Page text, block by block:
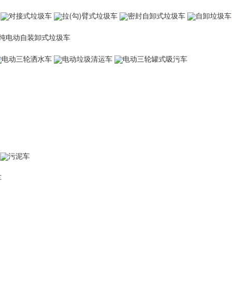
对接式垃圾车 拉(勾)臂式垃圾车 密封自卸式垃圾车 自卸垃圾车
电动自装卸式垃圾车
电动三轮洒水车 电动垃圾清运车
电动三轮罐式吸污车
污泥车